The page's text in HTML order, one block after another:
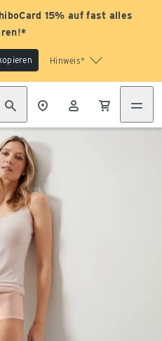
15% auf fast alles
Hinweis*